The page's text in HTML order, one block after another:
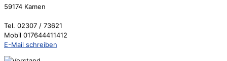
59174 Kamen
Tel. 02307 / 73621
Mobil 017644411412
E-Mail schreiben